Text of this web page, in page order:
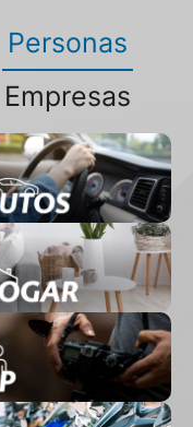
Personas
Empresas